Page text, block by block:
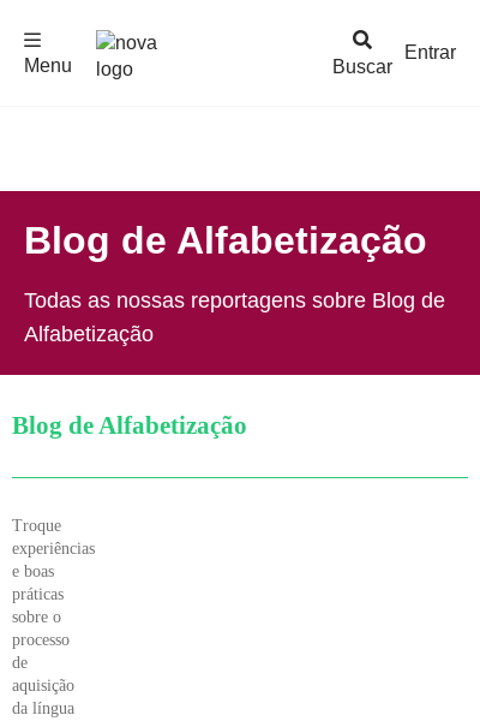
Buscar
Menu
Entrar
Blog de Alfabetização
Todas as nossas reportagens sobre Blog de
Alfabetização
Blog de Alfabetização
Troque
experiências
e boas
práticas
sobre o
processo
de
aquisição
da língua